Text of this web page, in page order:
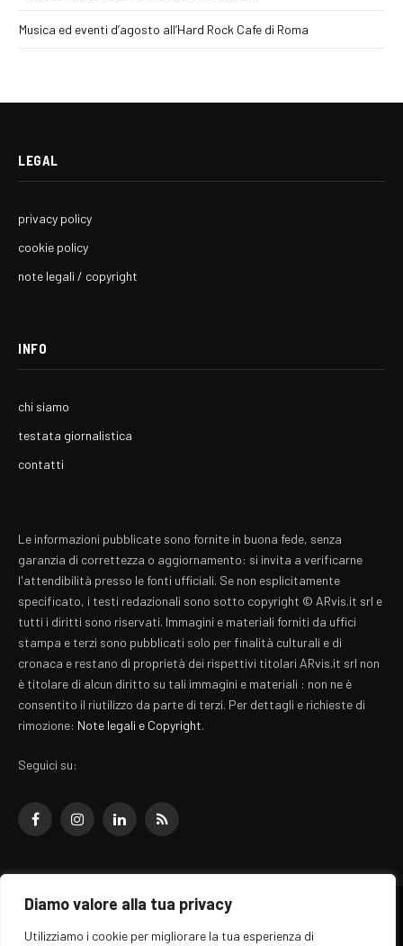
Diamo valore alla tua privacy
Utilizziamo i cookie per migliorare la tua esperienza di
Musica ed eventi d’agosto all’Hard Rock Cafe di Roma
LEGAL
privacy policy
cookie policy
note legali / copyright
INFO
chi siamo
testata giornalistica
contatti
Le informazioni pubblicate sono fornite in buona fede, senza
garanzia di correttezza o aggiornamento: si invita a verificarne
l'attendibilità presso le fonti ufficiali. Se non esplicitamente
specificato, i testi redazionali sono sotto copyright © ARvis.it srl e
tutti i diritti sono riservati. Immagini e materiali forniti da uffici
stampa e terzi sono pubblicati solo per finalità culturali e di
cronaca e restano di proprietà dei rispettivi titolari ARvis.it srl non
è titolare di alcun diritto su tali immagini e materiali : non ne è
consentito il riutilizzo da parte di terzi. Per dettagli e richieste di
rimozione: Note legali e Copyright.
Seguici su:
FacebookInstagramLinkedInRSS
© 2026 EZ Rome Designed by ARvis.it